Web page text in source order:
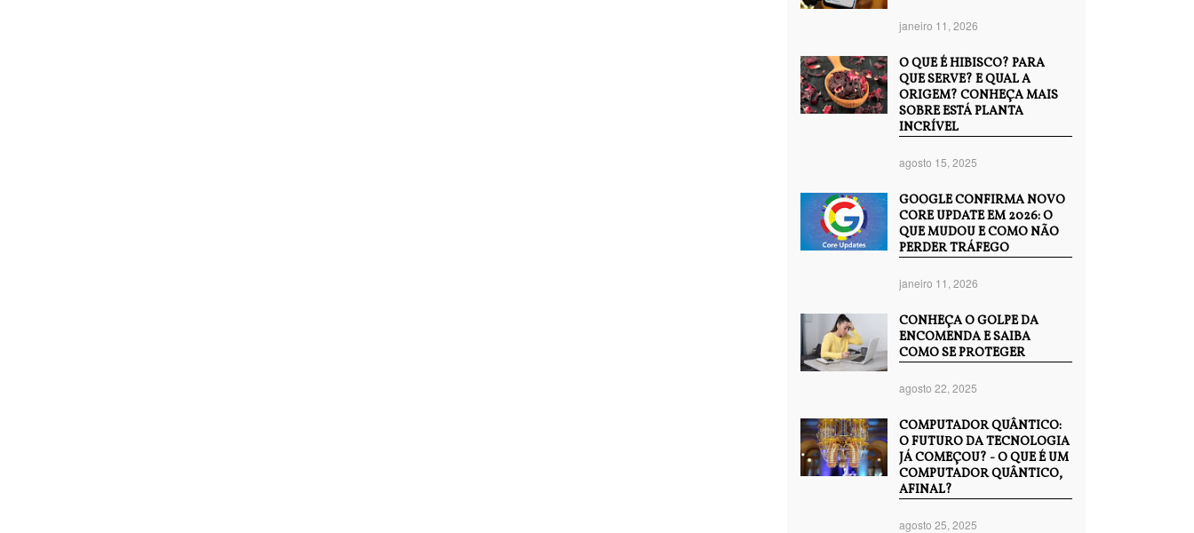
janeiro 11, 2026
O QUE É HIBISCO? PARA
QUE SERVE? E QUAL A
ORIGEM? CONHEÇA MAIS
SOBRE ESTÁ PLANTA
INCRÍVEL
agosto 15, 2025
GOOGLE CONFIRMA NOVO
CORE UPDATE EM 2026: O
QUE MUDOU E COMO NÃO
PERDER TRÁFEGO
janeiro 11, 2026
CONHEÇA O GOLPE DA
ENCOMENDA E SAIBA
COMO SE PROTEGER
agosto 22, 2025
COMPUTADOR QUÂNTICO:
O FUTURO DA TECNOLOGIA
JÁ COMEÇOU? - O QUE É UM
COMPUTADOR QUÂNTICO,
AFINAL?
agosto 25, 2025